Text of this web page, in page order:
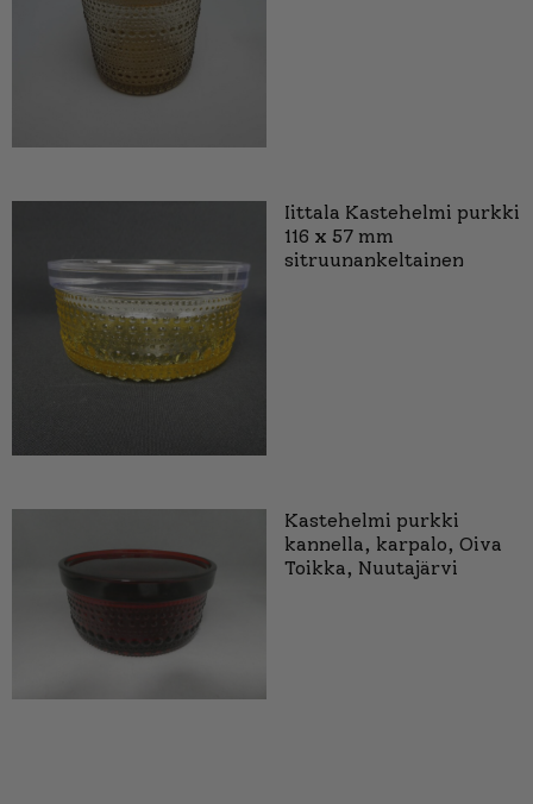
Iittala Kastehelmi purkki
116 x 57 mm
sitruunankeltainen
Kastehelmi purkki
kannella, karpalo, Oiva
Toikka, Nuutajärvi